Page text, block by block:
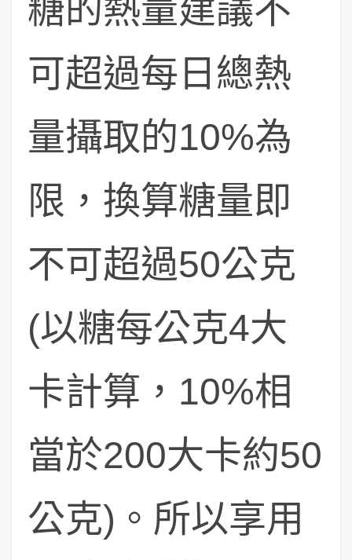
糖的熱量建議不
可超過每日總熱
量攝取的10%為
限，換算糖量即
不可超過50公克
(以糖每公克4大
卡計算，10%相
當於200大卡約50
公克)。所以享用